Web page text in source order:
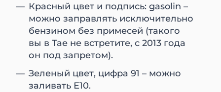
Красный цвет и подпись: gasolin –
можно заправлять исключительно
бензином без примесей (такого
вы в Тае не встретите, с 2013 года
он под запретом).
Зеленый цвет, цифра 91 – можно
заливать Е10.